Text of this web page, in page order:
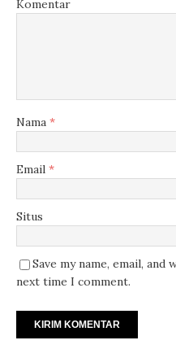
Komentar
Nama *
Email *
Situs
Save my name, email,
next time I comment.